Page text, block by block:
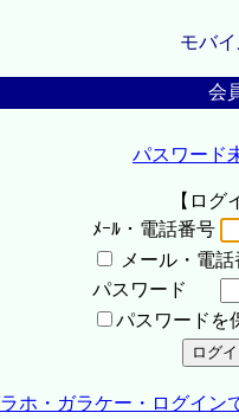
モバ
会
パスワード
【ログ
ﾒｰﾙ・電話番号
メール・電
パスワード
パスワードを
ホ・ガラケー・ログイン